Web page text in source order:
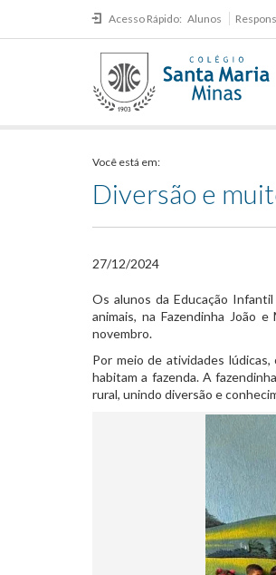
Acesso Rápido: Alunos
Você está em:
Diversão e
27/12/2024
Os alunos da Educação Infantil
animais, na Fazendinha João
novembro.
Por meio de atividades
habitam a fazenda. A
rural, unindo diversão e